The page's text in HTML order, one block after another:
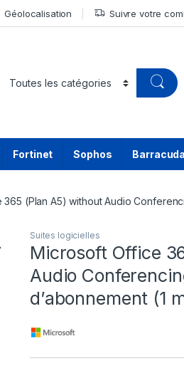
Géolocalisation Suivre votre
Fortinet Sophos Barracuda
(Plan A5) without Audio
Suites logicielles
Microsoft Office
Audio
d’abonnement (1